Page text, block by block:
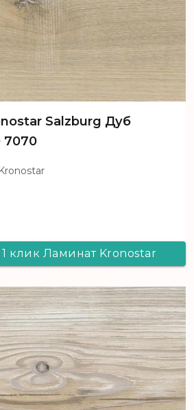
Salzburg Дуб
7070
1 клик Ламинат Kronostar